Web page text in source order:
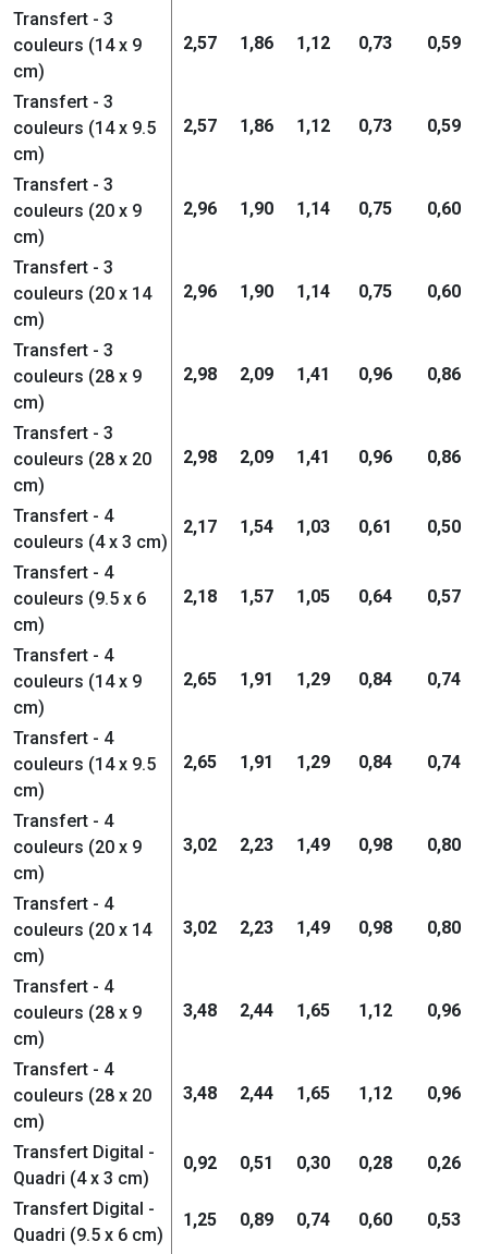
Transfert - 3
couleurs (14 x 9
cm)
2,57 1,86 1,12 0,73 0,59
Transfert - 3
couleurs (14 x 9.5
cm)
2,57 1,86 1,12 0,73 0,59
Transfert - 3
couleurs (20 x 9
cm)
2,96 1,90 1,14 0,75 0,60
Transfert - 3
couleurs (20 x 14
cm)
2,96 1,90 1,14 0,75 0,60
Transfert - 3
couleurs (28 x 9
cm)
2,98 2,09 1,41 0,96 0,86
Transfert - 3
couleurs (28 x 20
cm)
2,98 2,09 1,41 0,96 0,86
Transfert - 4
couleurs (4 x 3 cm)
2,17 1,54 1,03 0,61 0,50
Transfert - 4
couleurs (9.5 x 6
cm)
2,18 1,57 1,05 0,64 0,57
Transfert - 4
couleurs (14 x 9
cm)
2,65 1,91 1,29 0,84 0,74
Transfert - 4
couleurs (14 x 9.5
cm)
2,65 1,91 1,29 0,84 0,74
Transfert - 4
couleurs (20 x 9
cm)
3,02 2,23 1,49 0,98 0,80
Transfert - 4
couleurs (20 x 14
cm)
3,02 2,23 1,49 0,98 0,80
Transfert - 4
couleurs (28 x 9
cm)
3,48 2,44 1,65 1,12 0,96
Transfert - 4
couleurs (28 x 20
cm)
3,48 2,44 1,65 1,12 0,96
Transfert Digital -
Quadri (4 x 3 cm)
0,92 0,51 0,30 0,28 0,26
Transfert Digital -
Quadri (9.5 x 6 cm)
1,25 0,89 0,74 0,60 0,53